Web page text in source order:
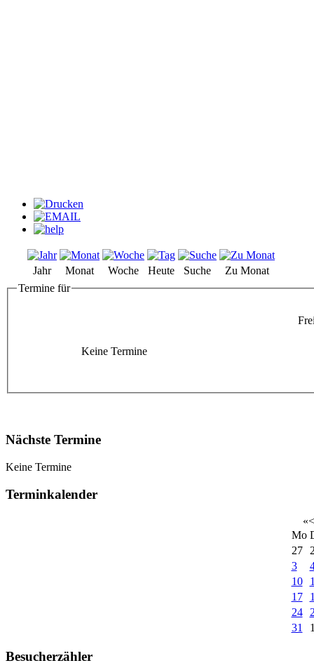
Jahr Monat Woche Heute Suche
Zu Monat
Termine für
Keine Termine
Nächste Termine
Keine Termine
Terminkalender
«<
Mo
27
3
10
17
24
31
Besucherzähler